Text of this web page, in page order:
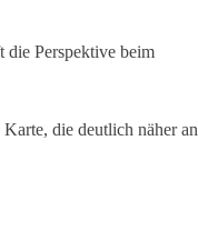
die Perspektive beim
die deutlich näher an